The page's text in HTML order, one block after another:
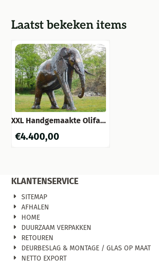
Laatst bekeken items
XXL Handgemaakte Olifant
– Bruine Uitvoering
€4.400,00
KLANTENSERVICE
SITEMAP
AFHALEN
HOME
DUURZAAM VERPAKKEN
RETOUREN
DEURBESLAG & MONTAGE / GLAS OP MAAT
NETTO EXPORT